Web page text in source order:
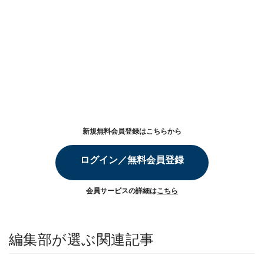
新規無料会員登録はこちらから
ログイン／無料会員登録
会員サービスの詳細はこちら
編集部が選ぶ関連記事